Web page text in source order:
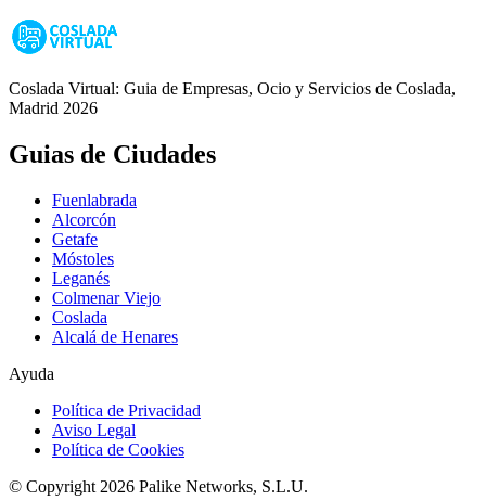
Coslada Virtual: Guia de Empresas, Ocio y Servicios de Coslada,
Madrid 2026
Guias de Ciudades
Fuenlabrada
Alcorcón
Getafe
Móstoles
Leganés
Colmenar Viejo
Coslada
Alcalá de Henares
Ayuda
Política de Privacidad
Aviso Legal
Política de Cookies
© Copyright 2026 Palike Networks, S.L.U.